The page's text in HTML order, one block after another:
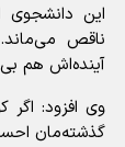
این دانشجوی
ناقص
آینده‌اش هم
وی افزود: اگر
گذشته‌مان